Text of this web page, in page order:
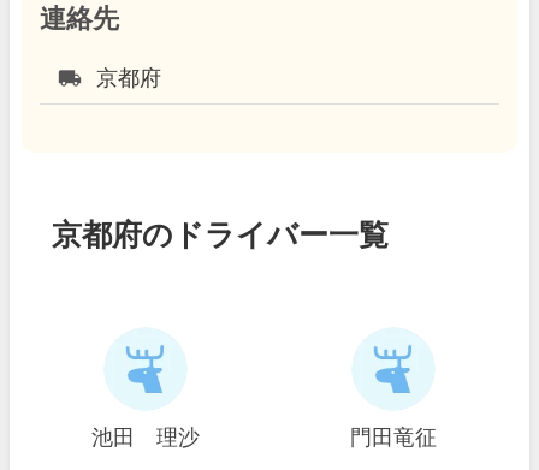
連絡先
local_shipping 京都府
京都府のドライバー一覧
池田 理沙 門田竜征